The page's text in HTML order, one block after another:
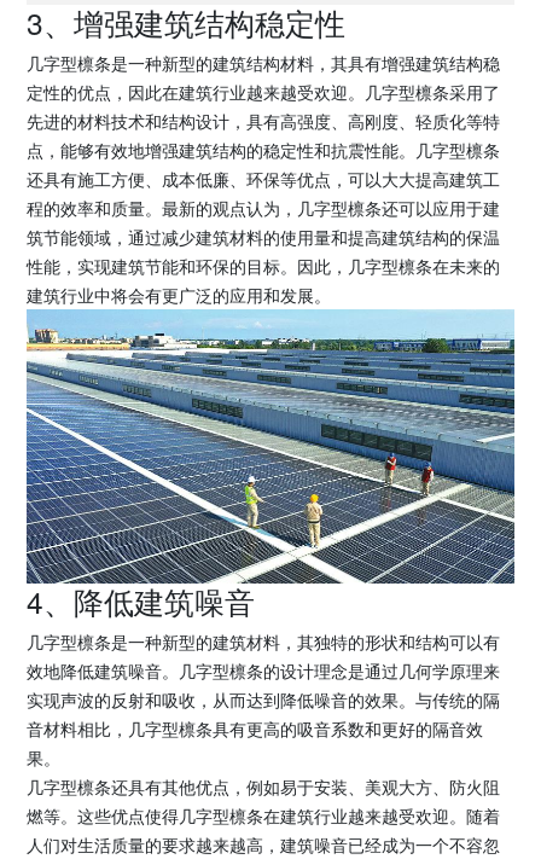
3、增强建筑结构稳定性
几字型檩条是一种新型的建筑结构材料，其具有增强建筑结构稳
定性的优点，因此在建筑行业越来越受欢迎。几字型檩条采用了
先进的材料技术和结构设计，具有高强度、高刚度、轻质化等特
点，能够有效地增强建筑结构的稳定性和抗震性能。几字型檩条
还具有施工方便、成本低廉、环保等优点，可以大大提高建筑工
程的效率和质量。最新的观点认为，几字型檩条还可以应用于建
筑节能领域，通过减少建筑材料的使用量和提高建筑结构的保温
性能，实现建筑节能和环保的目标。因此，几字型檩条在未来的
建筑行业中将会有更广泛的应用和发展。
4、降低建筑噪音
几字型檩条是一种新型的建筑材料，其独特的形状和结构可以有
效地降低建筑噪音。几字型檩条的设计理念是通过几何学原理来
实现声波的反射和吸收，从而达到降低噪音的效果。与传统的隔
音材料相比，几字型檩条具有更高的吸音系数和更好的隔音效
果。
几字型檩条还具有其他优点，例如易于安装、美观大方、防火阻
燃等。这些优点使得几字型檩条在建筑行业越来越受欢迎。随着
人们对生活质量的要求越来越高，建筑噪音已经成为一个不容忽